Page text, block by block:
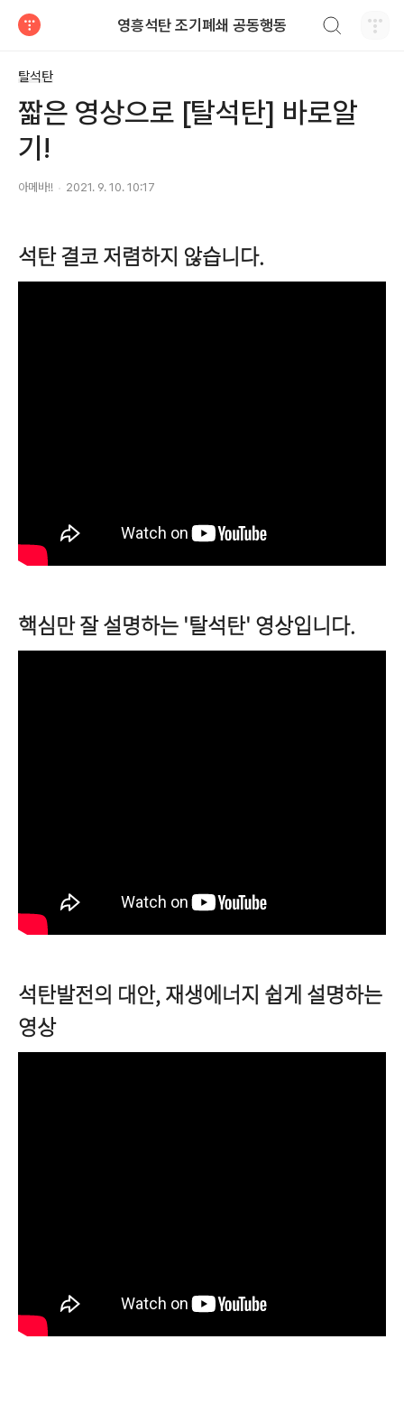
영흥석탄 조기폐쇄 공동행동
탈석탄
짧은 영상으로 [탈석탄] 바로알
기!
아메바!! 2021. 9. 10. 10:17
석탄 결코 저렴하지 않습니다.
핵심만 잘 설명하는 '탈석탄' 영상입니다.
석탄발전의 대안, 재생에너지 쉽게 설명하는
영상